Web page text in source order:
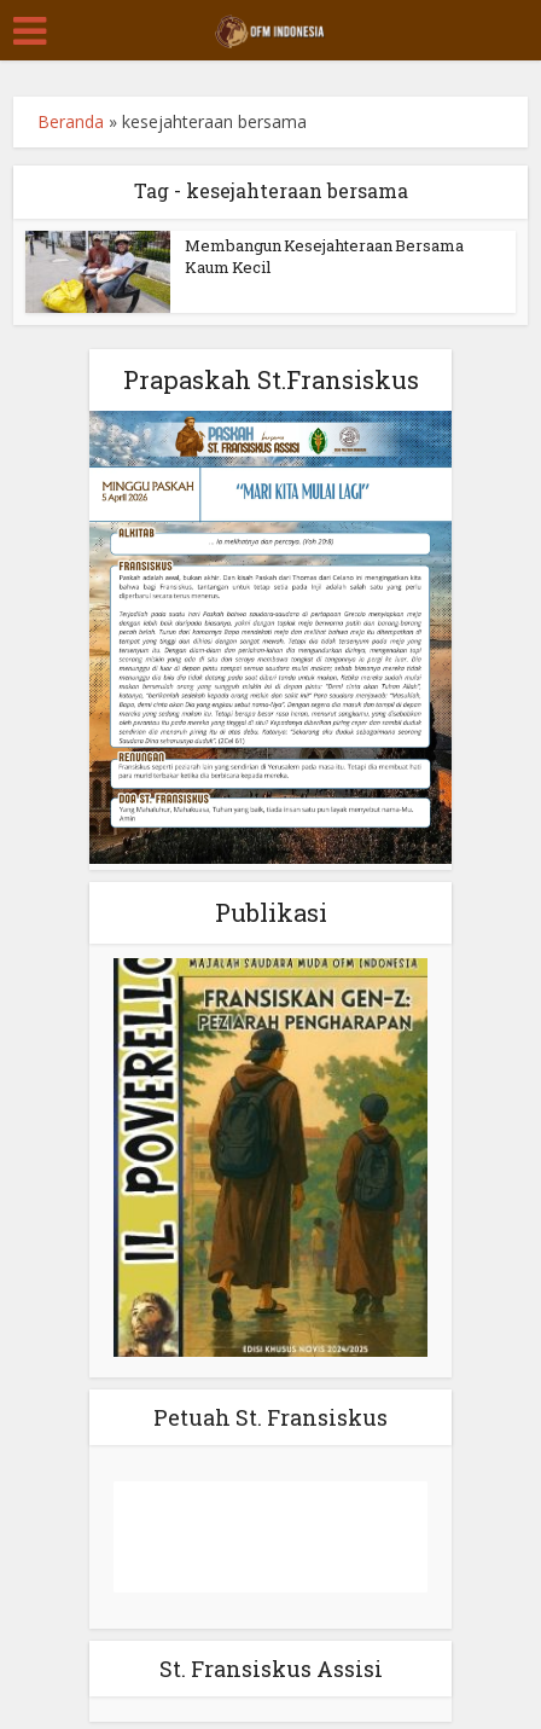
Beranda »kesejahteraan bersama
Tag - kesejahteraan bersama
Membangun Kesejahteraan Bersama
Kaum Kecil
Prapaskah St.Fransiskus
Publikasi
Petuah St. Fransiskus
St. Fransiskus Assisi